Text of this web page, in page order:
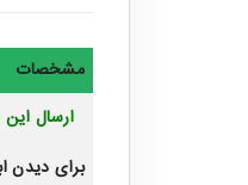
مشخصات
ارسال
برای دیدن